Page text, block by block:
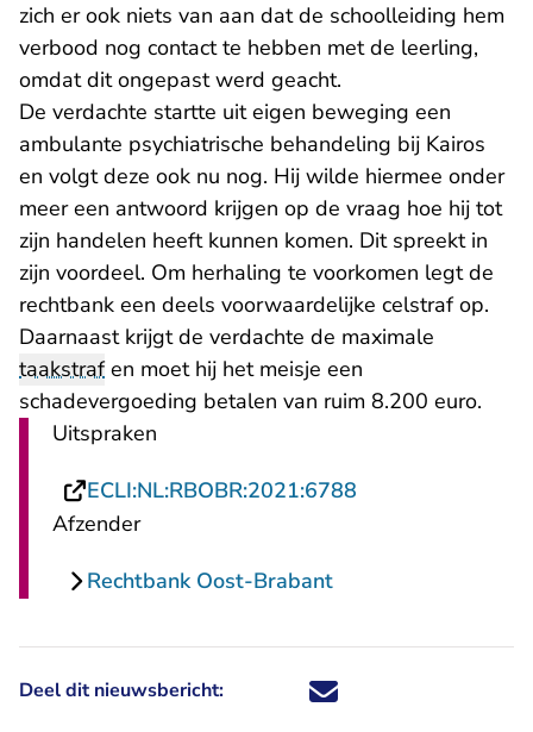
zich er ook niets van aan dat de schoolleiding hem
verbood nog contact te hebben met de leerling,
omdat dit ongepast werd geacht.
De verdachte startte uit eigen beweging een
ambulante psychiatrische behandeling bij Kairos
en volgt deze ook nu nog. Hij wilde hiermee onder
meer een antwoord krijgen op de vraag hoe hij tot
zijn handelen heeft kunnen komen. Dit spreekt in
zijn voordeel. Om herhaling te voorkomen legt de
rechtbank een deels voorwaardelijke celstraf op.
Daarnaast krijgt de verdachte de maximale
taakstrafen moet hij het meisje een
schadevergoeding betalen van ruim 8.200 euro.
Uitspraken
ECLI:NL:RBOBR:2021:6788
Afzender
Rechtbank Oost-Brabant
Deel dit nieuwsbericht: Deel dit nieuwsbericht via X -
Deel dit nieuwsbericht via
Deel dit nieuwsbericht
Deel dit